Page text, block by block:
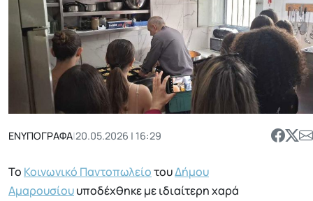
ΕΝΥΠΟΓΡΑΦΑ|20.05.2026 | 16:29
Το Κοινωνικό ΠαντοπωλείοτουΔήμου
Αμαρουσίουυποδέχθηκε με ιδιαίτερη χαρά